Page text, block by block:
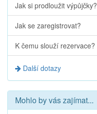
Jak si prodloužit výpůjčky?
Jak se zaregistrovat?
K čemu slouží rezervace?
Další dotazy
Mohlo by vás zajímat...